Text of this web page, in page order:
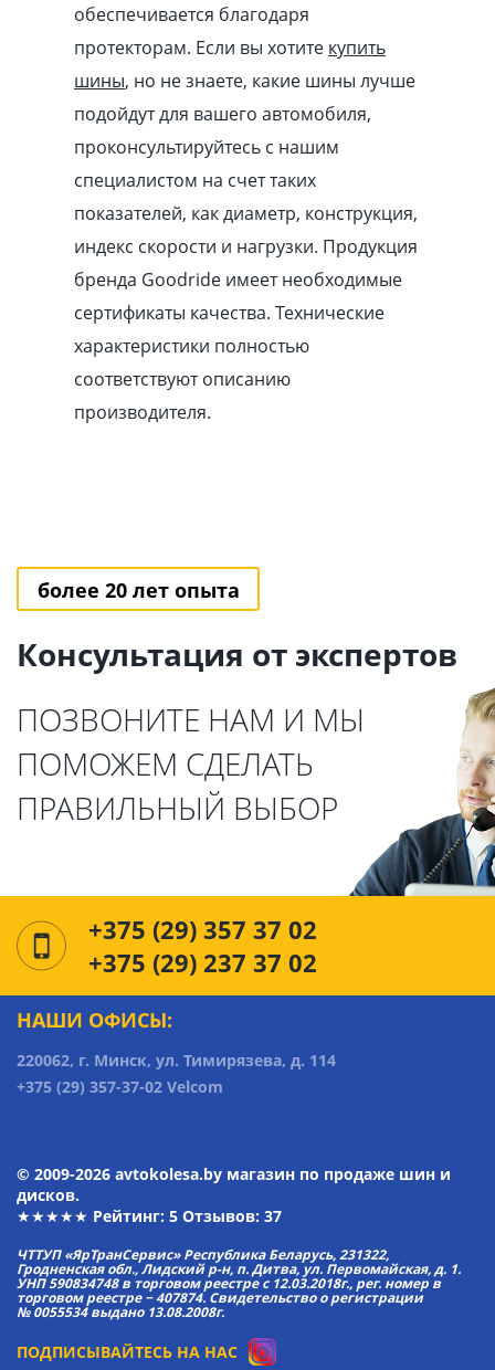
обеспечивается благодаря
протекторам. Если вы хотите купить
шины, но не знаете, какие шины лучше
подойдут для вашего автомобиля,
проконсультируйтесь с нашим
специалистом на счет таких
показателей, как диаметр, конструкция,
индекс скорости и нагрузки. Продукция
бренда Goodride имеет необходимые
сертификаты качества. Технические
характеристики полностью
соответствуют описанию
производителя.
более 20 лет опыта
Консультация от экспертов
ПОЗВОНИТЕ НАМ И МЫ
ПОМОЖЕМ СДЕЛАТЬ
ПРАВИЛЬНЫЙ ВЫБОР
+375 (29) 357 37 02
+375 (29) 237 37 02
НАШИ ОФИСЫ:
220062, г. Минск, ул. Тимирязева, д. 114
+375 (29) 357-37-02 Velcom
© 2009-2026 avtokolesa.by магазин по продаже шин и
дисков.
★★★★★ Рейтинг: 5 Отзывов: 37
ЧТТУП «ЯрТранСервис» Республика Беларусь, 231322,
Гродненская обл., Лидский р-н, п. Дитва, ул. Первомайская, д. 1.
УНП 590834748 в торговом реестре с 12.03.2018г., рег. номер в
торговом реестре − 407874. Свидетельство о регистрации
№ 0055534 выдано 13.08.2008г.
ПОДПИСЫВАЙТЕСЬ НА НАС